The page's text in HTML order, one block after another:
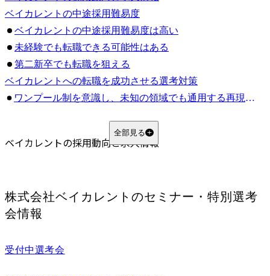
ベイカレントの中途採用難易度
ベイカレントの中途採用難易度は高い
未経験でも転職できる可能性はある
第二新卒でも転職を狙える
ベイカレントへの転職を成功させる選考対策
ワンプール制を意識し、未知の領域でも通用する再現性を示す
ケース面接や論理的思考力の対策をおこなう
コンサル転職に強いエージェントを活用する
IT・DX領域の知見を活かしたい人
変化のある環境でも主体的に動ける人
コンサル業務への理解が浅い人
全部見る
ベイカレントの採用動向と求人情報
株式会社ベイカレント のセミナー・特別選考
会情報
受付中選考会